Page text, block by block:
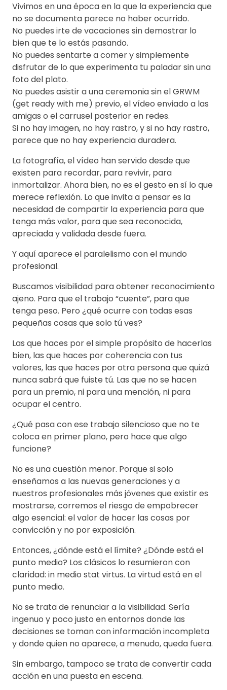
Vivimos en una época en la que la experiencia que
no se documenta parece no haber ocurrido.
No puedes irte de vacaciones sin demostrar lo
bien que te lo estás pasando.
No puedes sentarte a comer y simplemente
disfrutar de lo que experimenta tu paladar sin una
foto del plato.
No puedes asistir a una ceremonia sin el GRWM
(get ready with me) previo, el vídeo enviado a las
amigas o el carrusel posterior en redes.
Si no hay imagen, no hay rastro, y si no hay rastro,
parece que no hay experiencia duradera.
La fotografía, el vídeo han servido desde que
existen para recordar, para revivir, para
inmortalizar. Ahora bien, no es el gesto en sí lo que
merece reflexión. Lo que invita a pensar es la
necesidad de compartir la experiencia para que
tenga más valor, para que sea reconocida,
apreciada y validada desde fuera.
Y aquí aparece el paralelismo con el mundo
profesional.
Buscamos visibilidad para obtener reconocimiento
ajeno. Para que el trabajo “cuente”, para que
tenga peso. Pero ¿qué ocurre con todas esas
pequeñas cosas que solo tú ves?
Las que haces por el simple propósito de hacerlas
bien, las que haces por coherencia con tus
valores, las que haces por otra persona que quizá
nunca sabrá que fuiste tú. Las que no se hacen
para un premio, ni para una mención, ni para
ocupar el centro.
¿Qué pasa con ese trabajo silencioso que no te
coloca en primer plano, pero hace que algo
funcione?
No es una cuestión menor. Porque si solo
enseñamos a las nuevas generaciones y a
nuestros profesionales más jóvenes que existir es
mostrarse, corremos el riesgo de empobrecer
algo esencial: el valor de hacer las cosas por
convicción y no por exposición.
Entonces, ¿dónde está el límite? ¿Dónde está el
punto medio? Los clásicos lo resumieron con
claridad: in medio stat virtus. La virtud está en el
punto medio.
No se trata de renunciar a la visibilidad. Sería
ingenuo y poco justo en entornos donde las
decisiones se toman con información incompleta
y donde quien no aparece, a menudo, queda fuera.
Sin embargo, tampoco se trata de convertir cada
acción en una puesta en escena.